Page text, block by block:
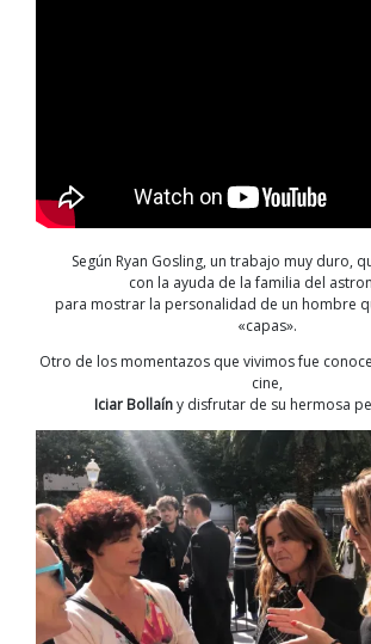
Según Ryan Gosling, un trabajo muy duro,
con la ayuda de la familia del
para mostrar la personalidad de un hombre
«capas».
Otro de los momentazos que vivimos fue
cine,
Iciar Bollaíny disfrutar de su hermosa